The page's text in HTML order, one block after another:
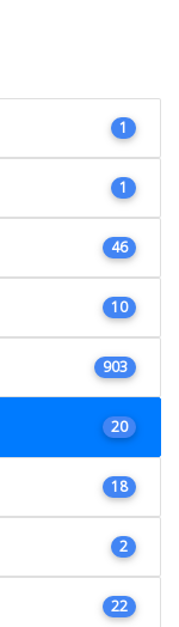
1
1
46
10
903
20
18
2
22